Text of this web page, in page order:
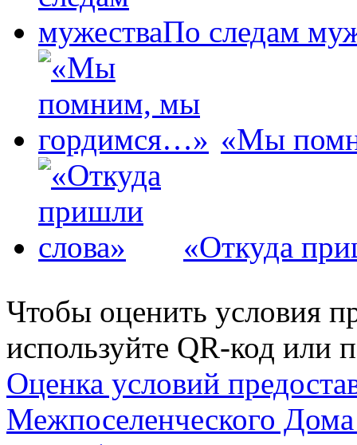
По следам
«Мы
«Откуда
Чтобы оценить условия
используйте QR-код или
Оценка условий
Межпоселенческого